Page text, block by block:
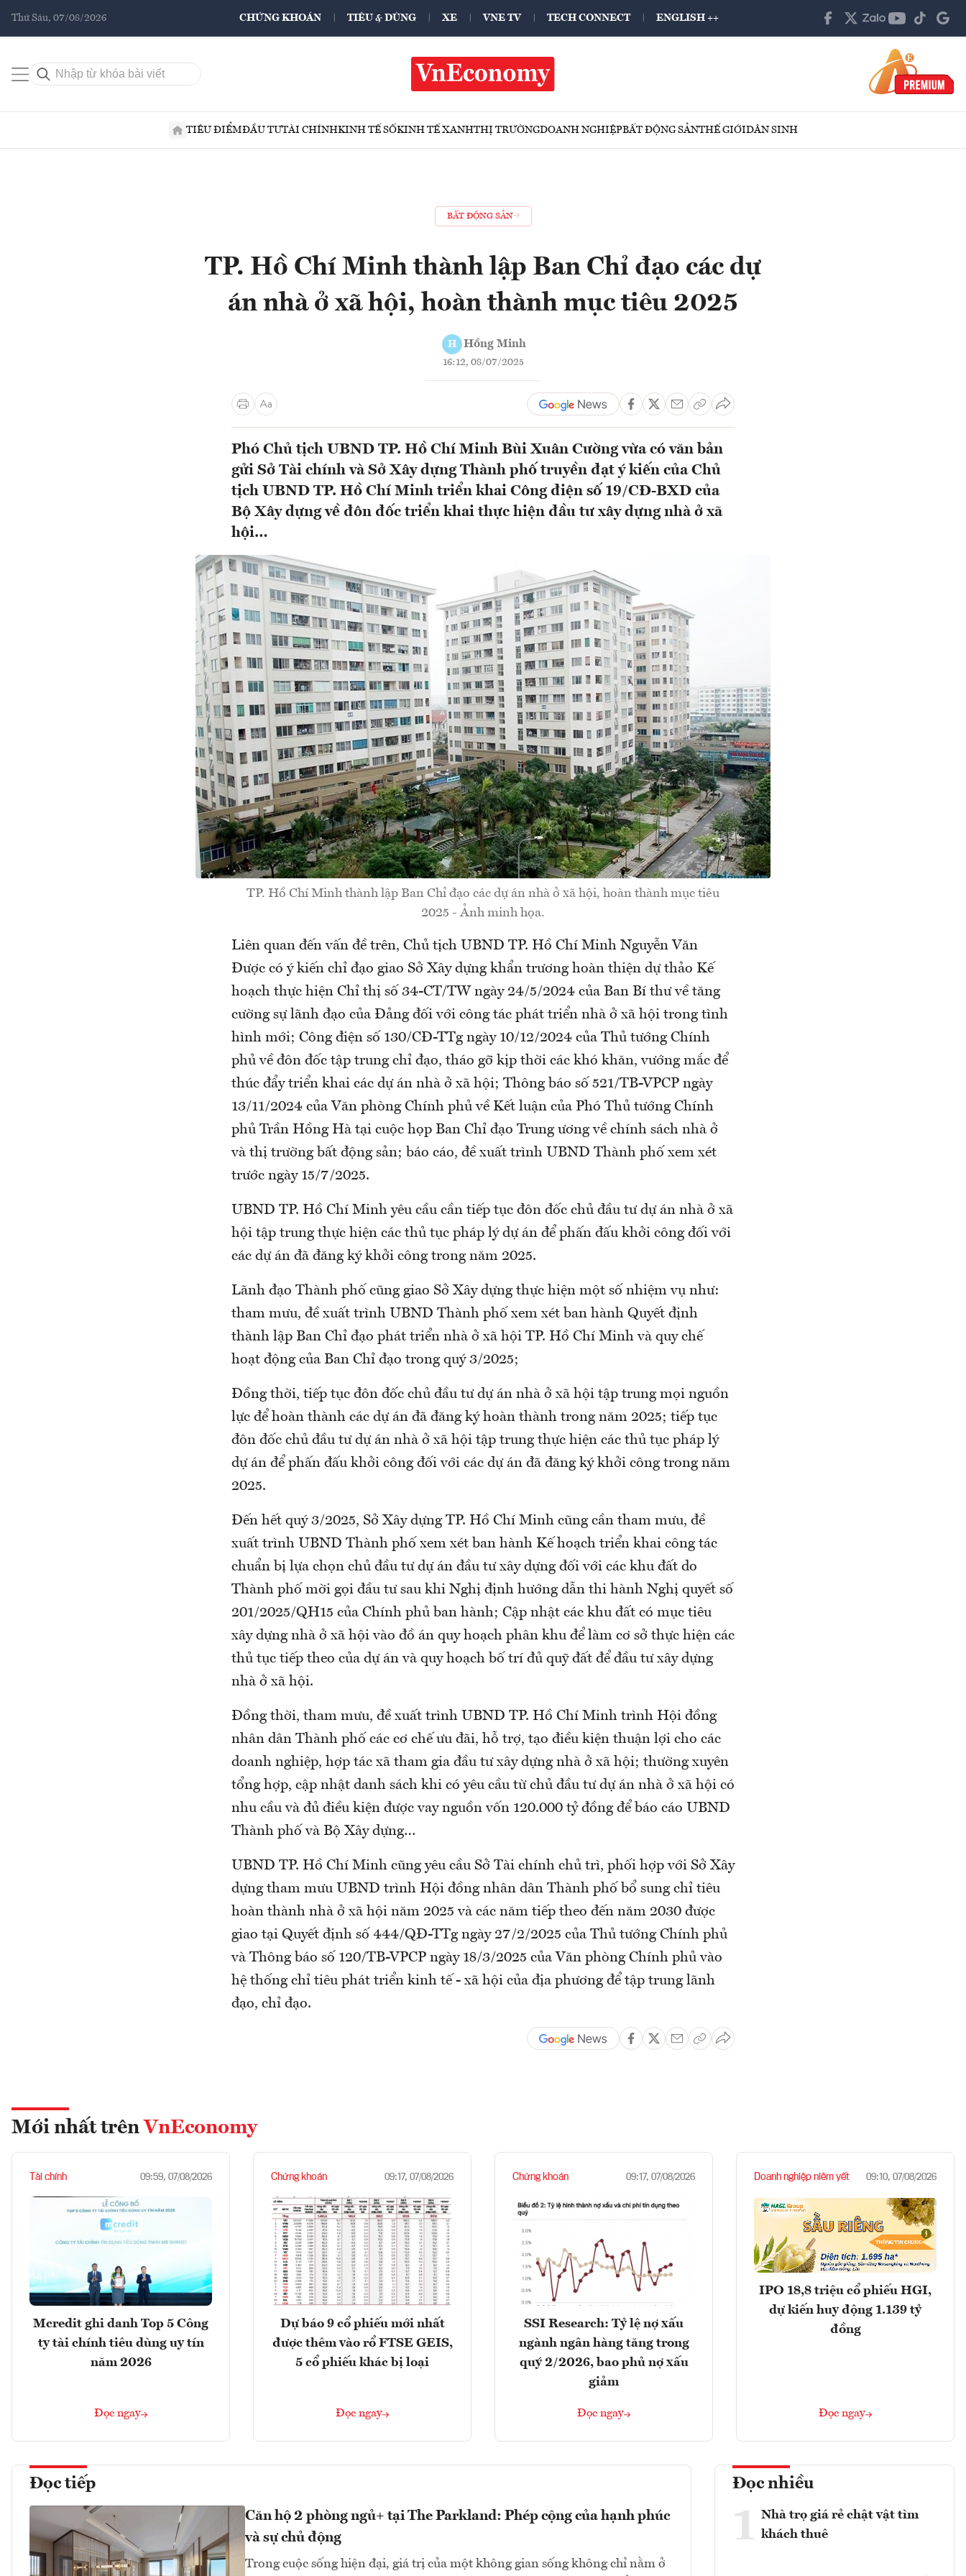
Thứ Sáu, 07/08/2026 CHỨNG KHOÁN TIÊU & DÙNG XE VNE TV TECH CONNECT ENGLISH ++
TIÊU ĐIỂMĐẦU TƯTÀI CHÍNHKINH TẾ SỐKINH TẾ XANHTHỊ TRƯỜNGDOANH NGHIỆPBẤT ĐỘNG SẢNTHẾ GIỚIDÂN SINH
BẤT ĐỘNG SẢN
TP. Hồ Chí Minh thành lập Ban Chỉ đạo các dự
án nhà ở xã hội, hoàn thành mục tiêu 2025
H Hồng Minh
16:12, 08/07/2025
Phó Chủ tịch UBND TP. Hồ Chí Minh Bùi Xuân Cường vừa có văn bản
gửi Sở Tài chính và Sở Xây dựng Thành phố truyền đạt ý kiến của Chủ
tịch UBND TP. Hồ Chí Minh triển khai Công điện số 19/CĐ-BXD của
Bộ Xây dựng về đôn đốc triển khai thực hiện đầu tư xây dựng nhà ở xã
hội…
TP. Hồ Chí Minh thành lập Ban Chỉ đạo các dự án nhà ở xã hội, hoàn thành mục tiêu
2025 - Ảnh minh họa.
Liên quan đến vấn đề trên, Chủ tịch UBND TP. Hồ Chí Minh Nguyễn Văn
Được có ý kiến chỉ đạo giao Sở Xây dựng khẩn trương hoàn thiện dự thảo Kế
hoạch thực hiện Chỉ thị số 34-CT/TW ngày 24/5/2024 của Ban Bí thư về tăng
cường sự lãnh đạo của Đảng đối với công tác phát triển nhà ở xã hội trong tình
hình mới; Công điện số 130/CĐ-TTg ngày 10/12/2024 của Thủ tướng Chính
phủ về đôn đốc tập trung chỉ đạo, tháo gỡ kịp thời các khó khăn, vướng mắc để
thúc đẩy triển khai các dự án nhà ở xã hội; Thông báo số 521/TB-VPCP ngày
13/11/2024 của Văn phòng Chính phủ về Kết luận của Phó Thủ tướng Chính
phủ Trần Hồng Hà tại cuộc họp Ban Chỉ đạo Trung ương về chính sách nhà ở
và thị trường bất động sản; báo cáo, đề xuất trình UBND Thành phố xem xét
trước ngày 15/7/2025.
UBND TP. Hồ Chí Minh yêu cầu cần tiếp tục đôn đốc chủ đầu tư dự án nhà ở xã
hội tập trung thực hiện các thủ tục pháp lý dự án để phấn đấu khởi công đối với
các dự án đã đăng ký khởi công trong năm 2025.
Lãnh đạo Thành phố cũng giao Sở Xây dựng thực hiện một số nhiệm vụ như:
tham mưu, đề xuất trình UBND Thành phố xem xét ban hành Quyết định
thành lập Ban Chỉ đạo phát triển nhà ở xã hội TP. Hồ Chí Minh và quy chế
hoạt động của Ban Chỉ đạo trong quý 3/2025;
Đồng thời, tiếp tục đôn đốc chủ đầu tư dự án nhà ở xã hội tập trung mọi nguồn
lực để hoàn thành các dự án đã đăng ký hoàn thành trong năm 2025; tiếp tục
đôn đốc chủ đầu tư dự án nhà ở xã hội tập trung thực hiện các thủ tục pháp lý
dự án để phấn đấu khởi công đối với các dự án đã đăng ký khởi công trong năm
2025.
Đến hết quý 3/2025, Sở Xây dựng TP. Hồ Chí Minh cũng cần tham mưu, đề
xuất trình UBND Thành phố xem xét ban hành Kế hoạch triển khai công tác
chuẩn bị lựa chọn chủ đầu tư dự án đầu tư xây dựng đối với các khu đất do
Thành phố mời gọi đầu tư sau khi Nghị định hướng dẫn thi hành Nghị quyết số
201/2025/QH15 của Chính phủ ban hành; Cập nhật các khu đất có mục tiêu
xây dựng nhà ở xã hội vào đồ án quy hoạch phân khu để làm cơ sở thực hiện các
thủ tục tiếp theo của dự án và quy hoạch bố trí đủ quỹ đất để đầu tư xây dựng
nhà ở xã hội.
Đồng thời, tham mưu, đề xuất trình UBND TP. Hồ Chí Minh trình Hội đồng
nhân dân Thành phố các cơ chế ưu đãi, hỗ trợ, tạo điều kiện thuận lợi cho các
doanh nghiệp, hợp tác xã tham gia đầu tư xây dựng nhà ở xã hội; thường xuyên
tổng hợp, cập nhật danh sách khi có yêu cầu từ chủ đầu tư dự án nhà ở xã hội có
nhu cầu và đủ điều kiện được vay nguồn vốn 120.000 tỷ đồng để báo cáo UBND
Thành phố và Bộ Xây dựng…
UBND TP. Hồ Chí Minh cũng yêu cầu Sở Tài chính chủ trì, phối hợp với Sở Xây
dựng tham mưu UBND trình Hội đồng nhân dân Thành phố bổ sung chỉ tiêu
hoàn thành nhà ở xã hội năm 2025 và các năm tiếp theo đến năm 2030 được
giao tại Quyết định số 444/QĐ-TTg ngày 27/2/2025 của Thủ tướng Chính phủ
và Thông báo số 120/TB-VPCP ngày 18/3/2025 của Văn phòng Chính phủ vào
hệ thống chỉ tiêu phát triển kinh tế - xã hội của địa phương để tập trung lãnh
đạo, chỉ đạo.
Mới nhất trên VnEconomy
Tài chính 09:59, 07/08/2026
Mcredit ghi danh Top 5 Công
ty tài chính tiêu dùng uy tín
năm 2026
Đọc ngay
Chứng khoán 09:17, 07/08/2026
Dự báo 9 cổ phiếu mới nhất
được thêm vào rổ FTSE GEIS,
5 cổ phiếu khác bị loại
Đọc ngay
Chứng khoán 09:17, 07/08/2026
SSI Research: Tỷ lệ nợ xấu
ngành ngân hàng tăng trong
quý 2/2026, bao phủ nợ xấu
giảm
Đọc ngay
Doanh nghiệp niêm yết 09:10, 07/08/2026
IPO 18,8 triệu cổ phiếu HGI,
dự kiến huy động 1.139 tỷ
đồng
Đọc ngay
Đọc tiếp
Căn hộ 2 phòng ngủ+ tại The Parkland: Phép cộng của hạnh phúc
và sự chủ động
Trong cuộc sống hiện đại, giá trị của một không gian sống không chỉ nằm ở
Đọc nhiều
1 Nhà trọ giá rẻ chật vật tìm
khách thuê